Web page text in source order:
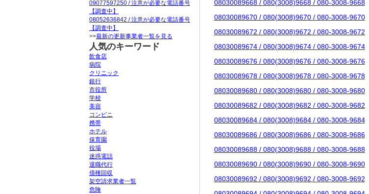
08030089668 / 080(3008)9668 / 080-3008-9668
08030089670 / 080(3008)9670 / 080-3008-9670
08030089672 / 080(3008)9672 / 080-3008-9672
08030089674 / 080(3008)9674 / 080-3008-9674
08030089676 / 080(3008)9676 / 080-3008-9676
08030089678 / 080(3008)9678 / 080-3008-9678
08030089680 / 080(3008)9680 / 080-3008-9680
08030089682 / 080(3008)9682 / 080-3008-9682
08030089684 / 080(3008)9684 / 080-3008-9684
08030089686 / 080(3008)9686 / 080-3008-9686
08030089688 / 080(3008)9688 / 080-3008-9688
08030089690 / 080(3008)9690 / 080-3008-9690
08030089692 / 080(3008)9692 / 080-3008-9692
09077597250 / 注意が必要な電話番号
【調査中】
08052636842 / 注意が必要な電話番号
【調査中】
>>最新の更新事業者一覧を見る
人気のキーワード
飲食店
病院
クリニック
銀行
市役所
学校
美容
コンビニ
携帯
ホテル
保育園
役場
迷惑電話
退職代行
債権回収
架空請求業者一覧
危険